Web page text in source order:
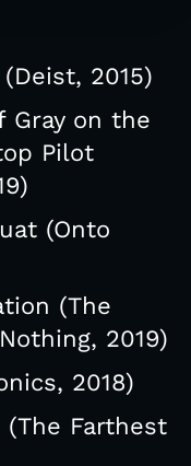
2015)
Gray on the
Pilot
(Onto
(The
2019)
2018)
(The Farthest